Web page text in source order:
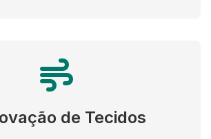
de Tecidos